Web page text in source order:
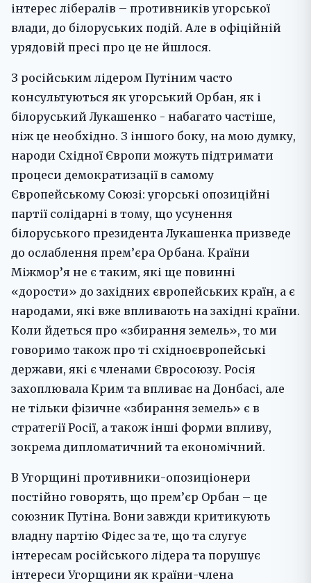
інтерес лібералів – противників угорської
влади, до білоруських подій. Але в офіційній
урядовій пресі про це не йшлося.
З російським лідером Путіним часто
консультуються як угорський Орбан, як і
білоруський Лукашенко - набагато частіше,
ніж це необхідно. З іншого боку, на мою думку,
народи Східної Європи можуть підтримати
процеси демократизації в самому
Європейському Союзі: угорські опозиційні
партії солідарні в тому, що усунення
білоруського президента Лукашенка призведе
до ослаблення прем’єра Орбана. Країни
Міжмор’я не є таким, які ще повинні
«дорости» до західних європейських країн, а є
народами, які вже впливають на західні країни.
Коли йдеться про «збирання земель», то ми
говоримо також про ті східноєвропейські
держави, які є членами Євросоюзу. Росія
захоплювала Крим та впливає на Донбасі, але
не тільки фізичне «збирання земель» є в
стратегії Росії, а також інші форми впливу,
зокрема дипломатичний та економічний.
В Угорщині противники-опозиціонери
постійно говорять, що прем’єр Орбан – це
союзник Путіна. Вони завжди критикують
владну партію Фідес за те, що та слугує
інтересам російського лідера та порушує
інтереси Угорщини як країни-члена